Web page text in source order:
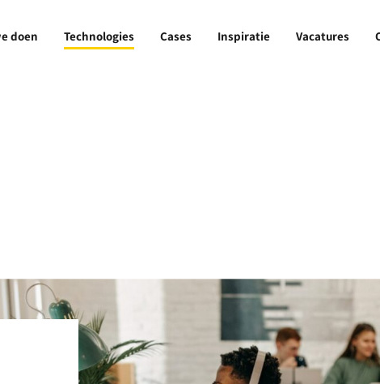
doen Technologies Cases Inspiratie Vacatures